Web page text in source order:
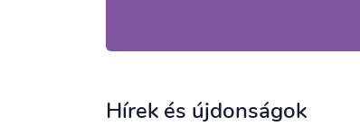
Hírek és újdonságok